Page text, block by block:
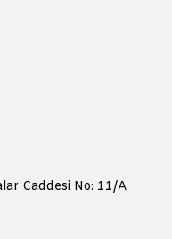
Caddesi No: 11/A